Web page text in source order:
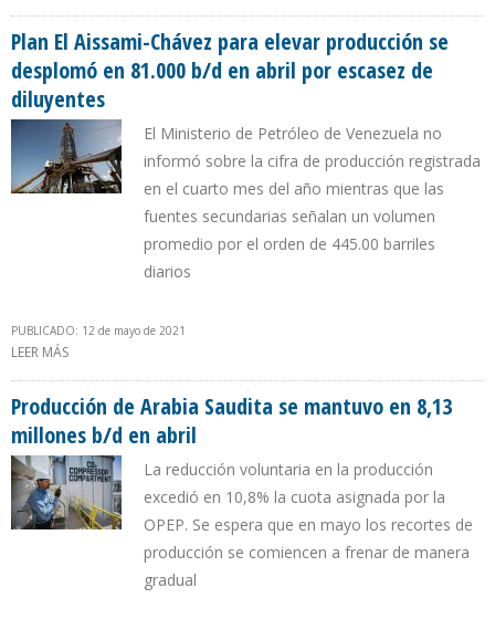
Plan El Aissami-Chávez para elevar producción se
desplomó en 81.000 b/d en abril por escasez de
diluyentes
El Ministerio de Petróleo de Venezuela no
informó sobre la cifra de producción registrada
en el cuarto mes del año mientras que las
fuentes secundarias señalan un volumen
promedio por el orden de 445.00 barriles
diarios
PUBLICADO: 12 de mayo de 2021
LEER MÁS
Producción de Arabia Saudita se mantuvo en 8,13
millones b/d en abril
La reducción voluntaria en la producción
excedió en 10,8% la cuota asignada por la
OPEP. Se espera que en mayo los recortes de
producción se comiencen a frenar de manera
gradual